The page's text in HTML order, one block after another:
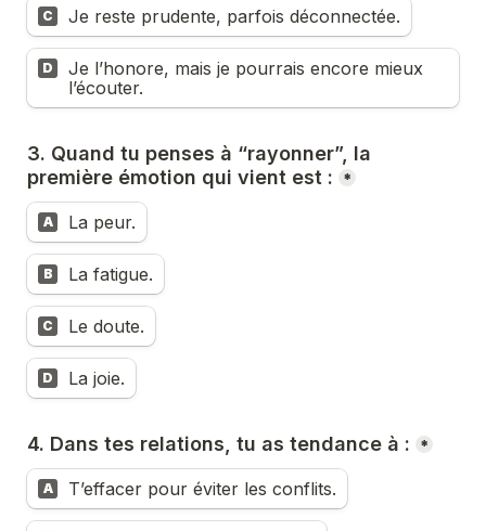
C Je reste prudente, parfois déconnectée.
D
Je l’honore, mais je pourrais encore mieux
l’écouter.
3. Quand tu penses à “rayonner”, la
première émotion qui vient est :
*
A La peur.
B La fatigue.
C Le doute.
D La joie.
4. Dans tes relations, tu as tendance à : *
A T’effacer pour éviter les conflits.